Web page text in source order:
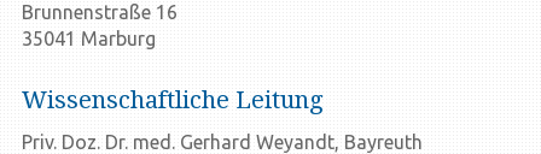
Brunnenstraße 16
35041 Marburg
Wissenschaftliche Leitung
Priv. Doz. Dr. med. Gerhard Weyandt, Bayreuth